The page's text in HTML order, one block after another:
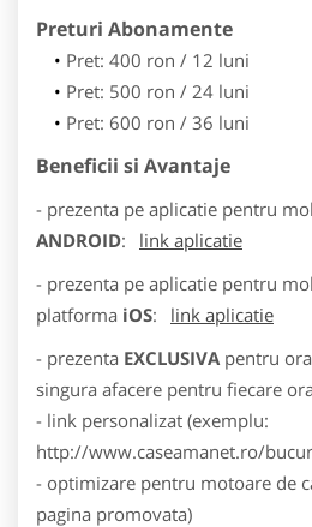
Preturi Abonamente
Pret: 400 ron / 12 luni
Pret: 500 ron / 24 luni
Pret: 600 ron / 36 luni
Beneficii si Avantaje
- prezenta pe aplicatie pentru
ANDROID:
link aplicatie
- prezenta pe aplicatie pentru
platforma iOS:
link aplicatie
- prezenta EXCLUSIVA pentru
singura afacere pentru fiecare
- link personalizat (exemplu:
http://www.caseamanet.ro/
- optimizare pentru motoare de
pagina promovata)